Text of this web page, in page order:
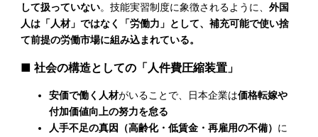
して扱っていない。技能実習制度に象徴されるように、外国
人は「人材」ではなく「労働力」として、補充可能で使い捨
て前提の労働市場に組み込まれている。
■ 社会の構造としての「人件費圧縮装置」
安価で働く人材がいることで、日本企業は価格転嫁や
付加価値向上の努力を怠る
人手不足の真因（高齢化・低賃金・再雇用の不備） に